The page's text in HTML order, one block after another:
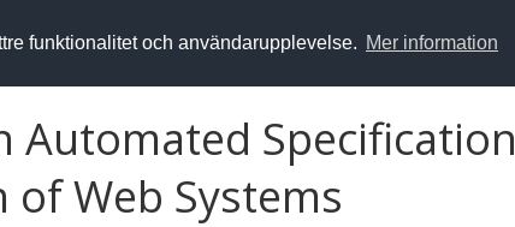
funktionalitet och användarupplevelse. Mer information
Automated Specification
Web Systems